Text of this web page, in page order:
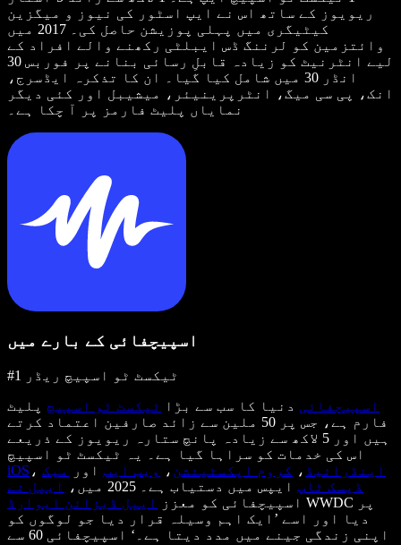
ریویوز کے ساتھ اس نے ایپ اسٹور کی نیوز و میگزین
کیٹیگری میں پہلی پوزیشن حاصل کی۔ 2017 میں
وائتزمین کو لرننگ ڈس ایبلٹی رکھنے والے افراد کے
لیے انٹرنیٹ کو زیادہ قابلِ رسائی بنانے پر فوربس 30
انڈر 30 میں شامل کیا گیا۔ ان کا تذکرہ ایڈسرج،
انک، پی سی میگ، انٹرپرینیئر، میشیبل اور کئی دیگر
نمایاں پلیٹ فارمز پر آ چکا ہے۔
اسپیچفائی کے بارے میں
#1 ٹیکسٹ ٹو اسپیچ ریڈر
اسپیچفائی دنیا کا سب سے بڑا ٹیکسٹ ٹو اسپیچ پلیٹ
فارم ہے، جس پر 50 ملین سے زائد صارفین اعتماد کرتے
ہیں اور 5 لاکھ سے زیادہ پانچ ستارہ ریویوز کے ذریعے
اس کی خدمات کو سراہا گیا ہے۔ یہ ٹیکسٹ ٹو اسپیچ
iOS ، اینڈرائیڈ ، کروم ایکسٹینشن ، ویب ایپ اور
میک
ڈیسک ٹاپ ایپس میں دستیاب ہے۔ 2025 میں،
ایپل نے
اسپیچفائی کو معزز
ایپل ڈیزائن ایوارڈ
WWDC پر
دیا اور اسے ’ایک اہم وسیلہ قرار دیا جو لوگوں کو
اپنی زندگی جینے میں مدد دیتا ہے۔‘ اسپیچفائی 60 سے